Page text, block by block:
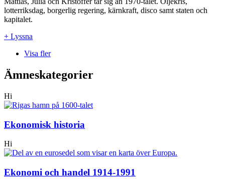
lotterriksdag, borgerlig regering, kärnkraft, disco samt staten och
kapitalet.
+ Lyssna
Visa fler
Ämneskategorier
Hi
Ekonomisk historia
Hi
Ekonomi och handel 1914-1991